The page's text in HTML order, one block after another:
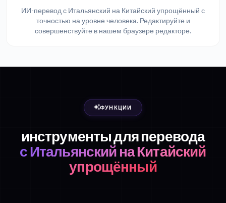
ИИ-перевод с Итальянский на Китайский упрощённый с
точностью на уровне человека. Редактируйте и
совершенствуйте в нашем браузере редакторе.
ФУНКЦИИ
инструменты для перевода
с Итальянский на Китайский
упрощённый